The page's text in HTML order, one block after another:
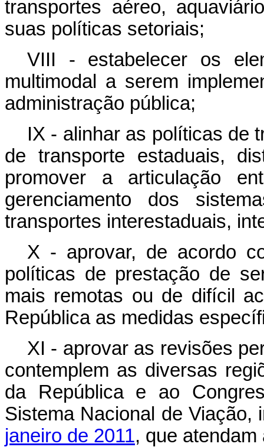
transportes aéreo,
suas políticas setoriais;
VIII - estabelecer os
multimodal a serem
administração pública;
IX - alinhar as políticas de
de transporte estaduais,
promover a articulação
gerenciamento dos
transportes interestaduais,
X - aprovar, de acordo
políticas de prestação de
mais remotas ou de difícil
República as medidas
XI - aprovar as revisões
contemplem as diversas
da República e ao
Sistema Nacional de Viação,
janeiro de 2011, que